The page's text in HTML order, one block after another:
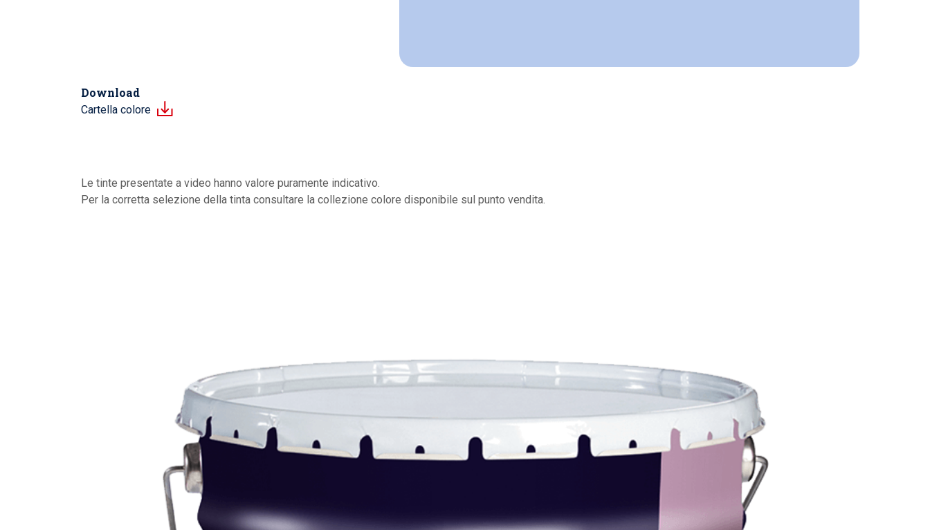
Download
Cartella colore
Le tinte presentate a video hanno valore puramente indicativo.
Per la corretta selezione della tinta consultare la collezione colore disponibile sul punto vendita.